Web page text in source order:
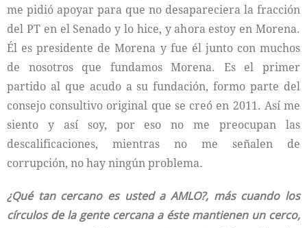
me pidió apoyar para que no desapareciera la fracción
del PT en el Senado y lo hice, y ahora estoy en Morena.
Él es presidente de Morena y fue él junto con muchos
de nosotros que fundamos Morena. Es el primer
partido al que acudo a su fundación, formo parte del
consejo consultivo original que se creó en 2011. Así me
siento y así soy, por eso no me preocupan las
descalificaciones, mientras no me señalen de
corrupción, no hay ningún problema.
¿Qué tan cercano es usted a AMLO?, más cuando los
círculos de la gente cercana a éste mantienen un cerco,